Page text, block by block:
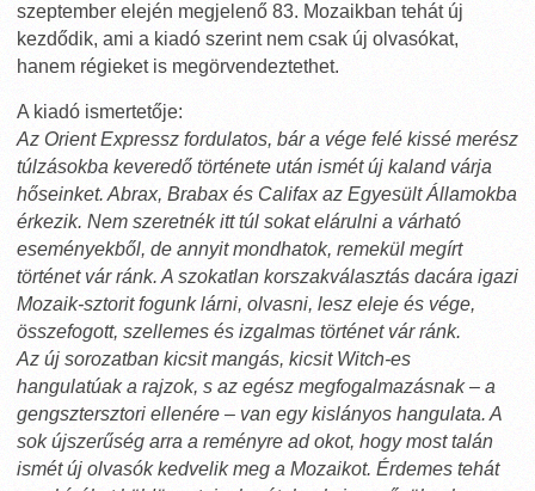
szeptember elején megjelenő 83. Mozaikban tehát új
kezdődik, ami a kiadó szerint nem csak új olvasókat,
hanem régieket is megörvendeztethet.
A kiadó ismertetője:
Az Orient Expressz fordulatos, bár a vége felé kissé merész
túlzásokba keveredő története után ismét új kaland várja
hőseinket. Abrax, Brabax és Califax az Egyesült Államokba
érkezik. Nem szeretnék itt túl sokat elárulni a várható
eseményekből, de annyit mondhatok, remekül megírt
történet vár ránk. A szokatlan korszakválasztás dacára igazi
Mozaik-sztorit fogunk lárni, olvasni, lesz eleje és vége,
összefogott, szellemes és izgalmas történet vár ránk.
Az új sorozatban kicsit mangás, kicsit Witch-es
hangulatúak a rajzok, s az egész megfogalmazásnak – a
gengsztersztori ellenére – van egy kislányos hangulata. A
sok újszerűség arra a reményre ad okot, hogy most talán
ismét új olvasók kedvelik meg a Mozaikot. Érdemes tehát